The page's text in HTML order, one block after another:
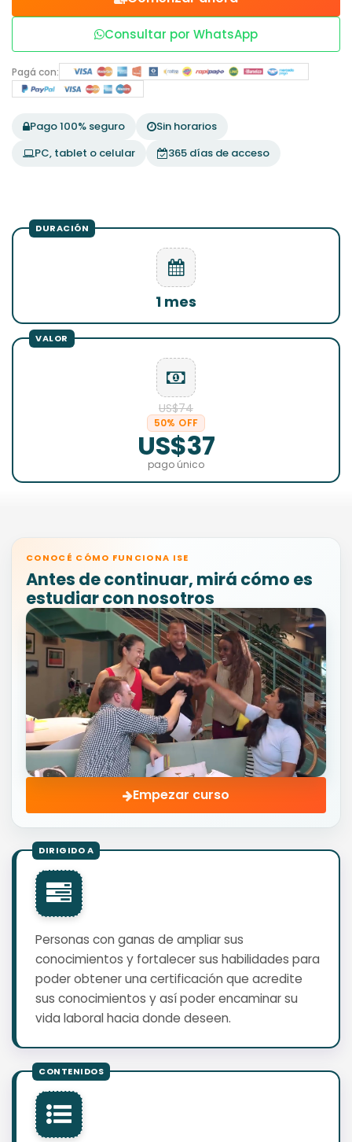
Consultar por WhatsApp
Pagá con:
Pago 100% seguro
Sin horarios
PC, tablet o celular
365 días de acceso
1 mes
US$74
50% OFF
US$37
pago único
CONOCÉ CÓMO FUNCIONA ISE
Antes de continuar, mirá cómo es
estudiar con nosotros
Empezar curso
Personas con ganas de ampliar sus
conocimientos y fortalecer sus habilidades para
poder obtener una certificación que acredite
sus conocimientos y así poder encaminar su
vida laboral hacia donde deseen.